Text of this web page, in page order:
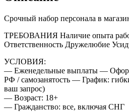
Срочный набор персонала в
ТРЕБОВАНИЯ Наличие опыта
Ответственность Дружелюбие
УСЛОВИЯ:
— Еженедельные выплаты —
РФ / самозанятость — График:
ваш запрос)
— Возраст: 18+
— Гражданство: все, включая СНГ